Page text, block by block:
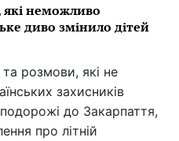
які неможливо
диво змінило дітей
розмови, які не
захисників
до Закарпаття,
про літній